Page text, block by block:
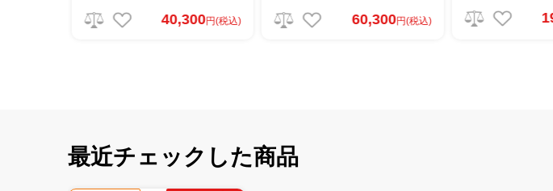
40,300 円(税込) 60,300 円(税込) 19,800 円(税込)
最近チェックした商品